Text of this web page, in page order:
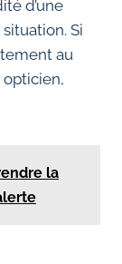
d’une
Si
au
opticien,
la